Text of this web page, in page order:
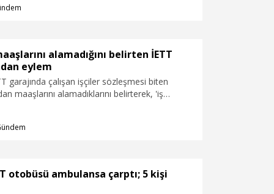
Nazlı Cesur'un cenazesinin namazın ardından
alamadığını belirten İETT
eylem
garajında çalışan işçiler sözleşmesi biten
maaşlarını alamadıklarını belirterek, 'iş
devam edeceklerini ifade etti.
otobüsü ambulansa çarptı; 5 kişi